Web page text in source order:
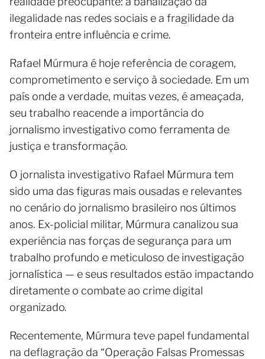
ilegalidade nas redes sociais e a fragilidade da
fronteira entre influência e crime.
Rafael Múrmura é hoje referência de coragem,
comprometimento e serviço à sociedade. Em um
país onde a verdade, muitas vezes, é ameaçada,
seu trabalho reacende a importância do
jornalismo investigativo como ferramenta de
justiça e transformação.
O jornalista investigativo Rafael Múrmura tem
sido uma das figuras mais ousadas e relevantes
no cenário do jornalismo brasileiro nos últimos
anos. Ex-policial militar, Múrmura canalizou sua
experiência nas forças de segurança para um
trabalho profundo e meticuloso de investigação
jornalística — e seus resultados estão impactando
diretamente o combate ao crime digital
organizado.
Recentemente, Múrmura teve papel fundamental
na deflagração da “Operação Falsas Promessas